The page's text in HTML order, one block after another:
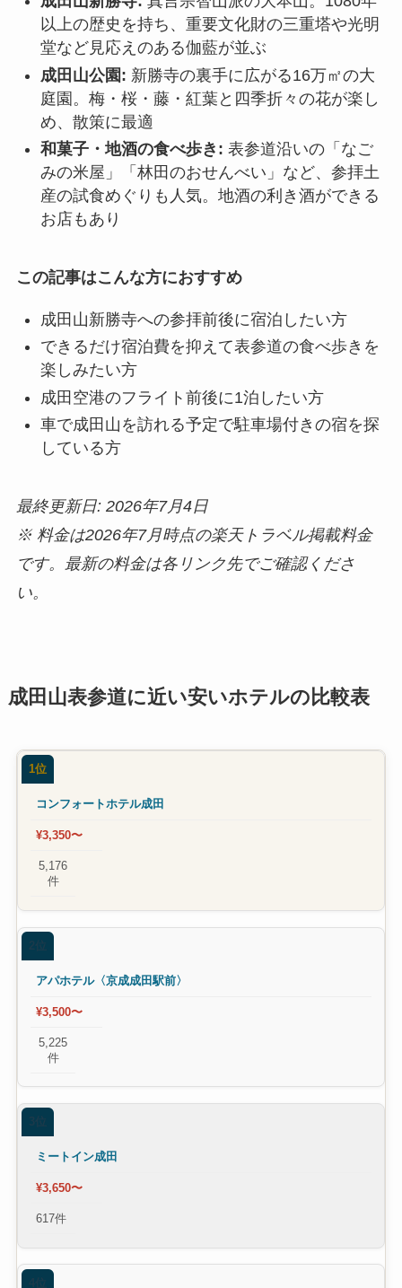
以上の歴史を持ち、重要文化財の三重塔や光明
堂など見応えのある伽藍が並ぶ
成田山公園: 新勝寺の裏手に広がる16万㎡の大
庭園。梅・桜・藤・紅葉と四季折々の花が楽し
め、散策に最適
和菓子・地酒の食べ歩き: 表参道沿いの「なご
みの米屋」「林田のおせんべい」など、参拝土
産の試食めぐりも人気。地酒の利き酒ができる
お店もあり
この記事はこんな方におすすめ
成田山新勝寺への参拝前後に宿泊したい方
できるだけ宿泊費を抑えて表参道の食べ歩きを
楽しみたい方
成田空港のフライト前後に1泊したい方
車で成田山を訪れる予定で駐車場付きの宿を探
している方
最終更新日: 2026年7月4日
※ 料金は2026年7月時点の楽天トラベル掲載料金
です。最新の料金は各リンク先でご確認くださ
い。
成田山表参道に近い安いホテルの比較表
1位
コンフォートホテル成田
¥3,350〜
5,176
件
2位
アパホテル〈京成成田駅前〉
¥3,500〜
5,225
件
3位
ミートイン成田
¥3,650〜
617件
4位